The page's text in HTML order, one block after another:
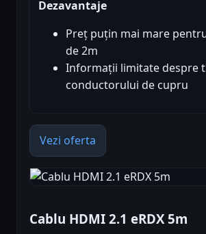
Dezavantaje
Preț puțin mai mare
de 2m
Informații limitate despre
conductorului de cupru
Vezi oferta
Cablu HDMI 2.1 eRDX 5m